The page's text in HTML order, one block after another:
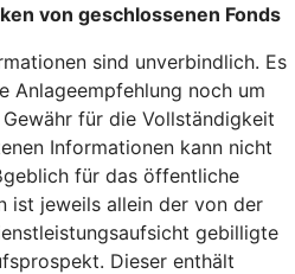
von geschlossenen Fonds
sind unverbindlich. Es
Anlageempfehlung noch um
für die Vollständigkeit
Informationen kann nicht
für das öffentliche
ist jeweils allein der von der
gebilligte
Dieser enthält